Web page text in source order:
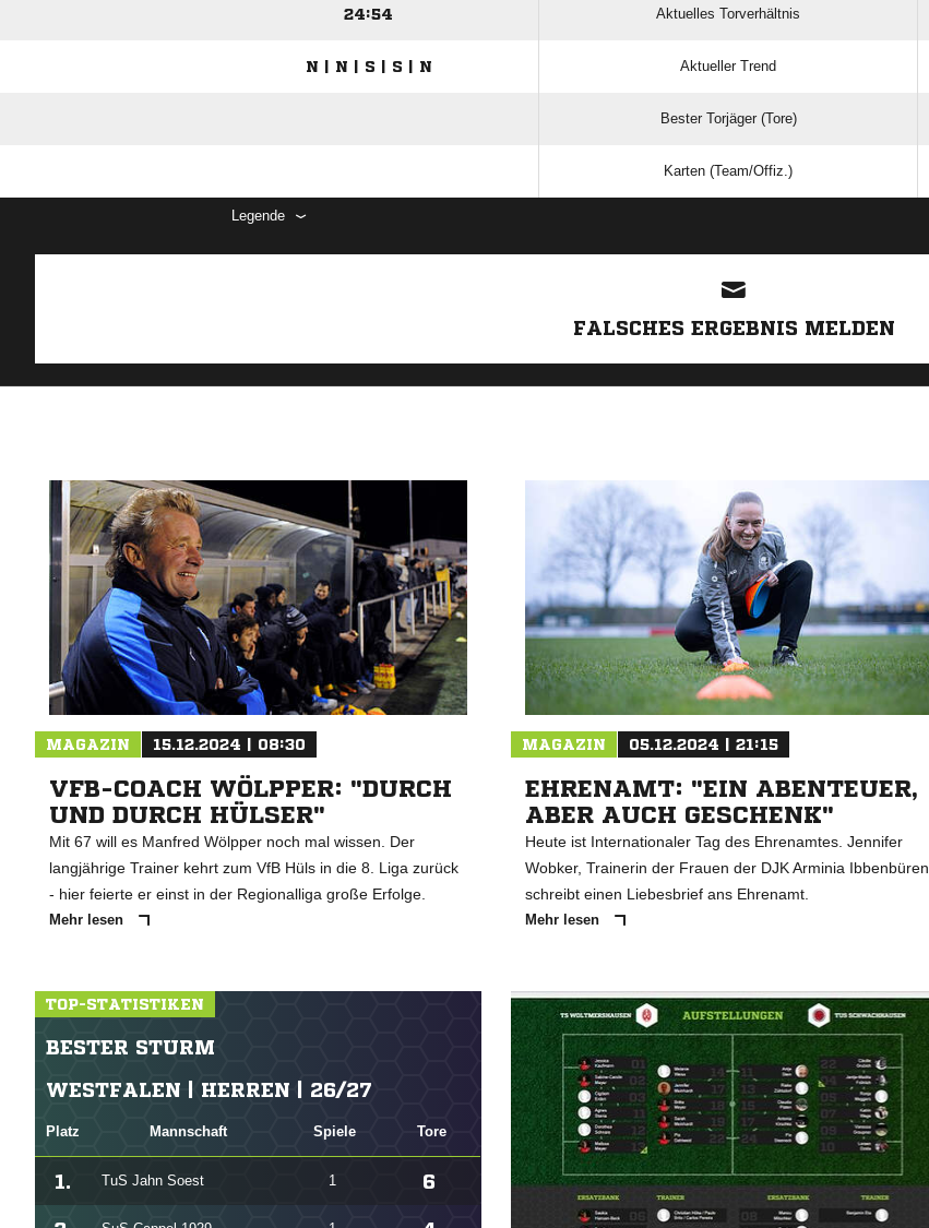
24:54 Aktuelles Torverhältnis
N | N | S | S | N Aktueller Trend
Bester Torjäger (Tore)
Karten (Team/Offiz.)
Legende
FALSCHES ERGEBNIS MELDEN
MAGAZIN 15.12.2024 | 08:30
VFB-COACH WÖLPPER: "DURCH
UND DURCH HÜLSER"
Mit 67 will es Manfred Wölpper noch mal wissen. Der
langjährige Trainer kehrt zum VfB Hüls in die 8. Liga zurück
- hier feierte er einst in der Regionalliga große Erfolge.
Mehr lesen
MAGAZIN 05.12.2024 | 21:15
EHRENAMT: "EIN ABENTEUER,
ABER AUCH GESCHENK"
Heute ist Internationaler Tag des Ehrenamtes. Jennifer
Wobker, Trainerin der Frauen der DJK Arminia Ibbenbüren,
schreibt einen Liebesbrief ans Ehrenamt.
Mehr lesen
TOP-STATISTIKEN
BESTER STURM
WESTFALEN | HERREN | 26/27
Platz Mannschaft Spiele Tore
1. TuS Jahn Soest 1 6